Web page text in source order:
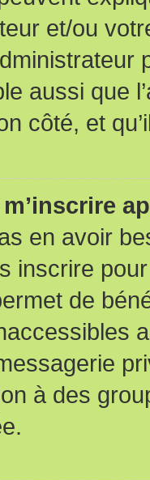
et/ou
aussi que
côté, et
en avoir
inscrire
de
à des